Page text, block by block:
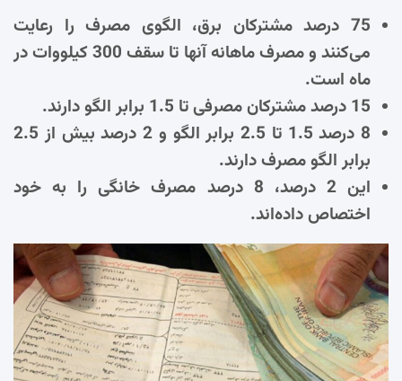
75 درصد مشترکان برق، الگوی مصرف را رعایت
می‌کنند و مصرف ماهانه آنها تا سقف 300 کیلووات در
ماه است.
15 درصد مشترکان مصرفی تا 1.5 برابر الگو دارند.
8 درصد 1.5 تا 2.5 برابر الگو و 2 درصد بیش از 2.5
برابر الگو مصرف دارند.
این 2 درصد، 8 درصد مصرف خانگی را به خود
اختصاص داده‌اند.